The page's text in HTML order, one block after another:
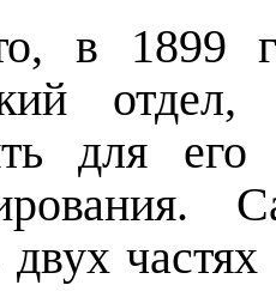
в 1899
для его